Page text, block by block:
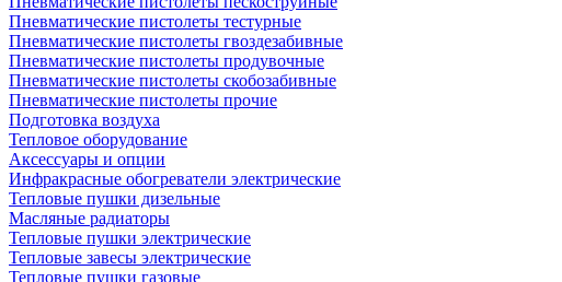
Пневматические пистолеты тестурные
Пневматические пистолеты гвоздезабивные
Пневматические пистолеты продувочные
Пневматические пистолеты скобозабивные
Пневматические пистолеты прочие
Подготовка воздуха
Тепловое оборудование
Аксессуары и опции
Инфракрасные обогреватели электрические
Тепловые пушки дизельные
Масляные радиаторы
Тепловые пушки электрические
Тепловые завесы электрические
Тепловые пушки газовые